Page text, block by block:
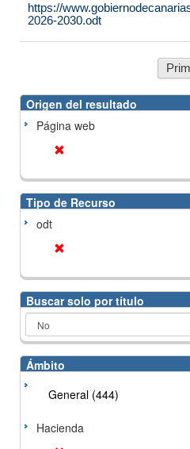
https://
2026-2030.odt
Origen del resultado
Página web
Tipo de Recurso
odt
Buscar solo por título
Ámbito
General (444)
Hacienda